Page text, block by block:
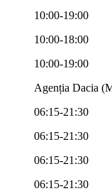
10:00-19:00
10:00-18:00
10:00-19:00
Agenția Dacia
06:15-21:30
06:15-21:30
06:15-21:30
06:15-21:30